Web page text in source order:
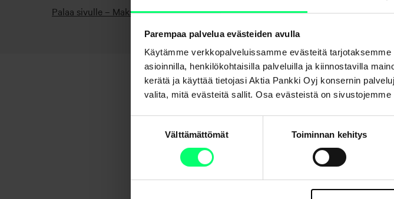
Parempaa palvelua evästeiden avulla
Käytämme verkkopalveluissamme evästeitä
asioinnilla, henkilökohtaisilla palveluilla ja kiinnostavilla
kerätä ja käyttää tietojasi Aktia Pankki Oyj konsernin
valita, mitä evästeitä sallit. Osa evästeistä on
Välttämättömät Toiminnan kehitys
Palaa sivulle – Maksaminen
Etkö